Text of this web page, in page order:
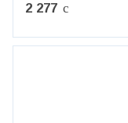
2 277 c